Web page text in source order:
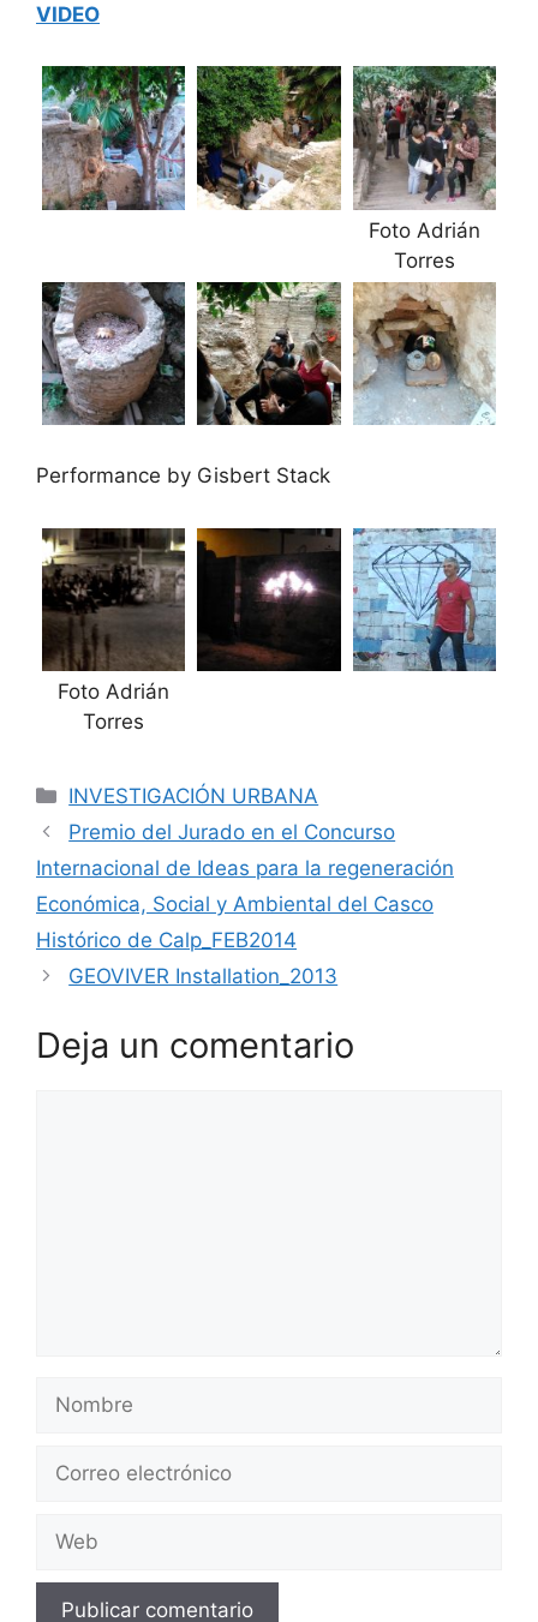
VIDEO
Foto Adrián
Torres
Performance by Gisbert Stack
Foto Adrián
Torres
INVESTIGACIÓN URBANA
Premio del Jurado en el Concurso
Internacional de Ideas para la regeneración
Económica, Social y Ambiental del Casco
Histórico de Calp_FEB2014
GEOVIVER Installation_2013
Deja un comentario